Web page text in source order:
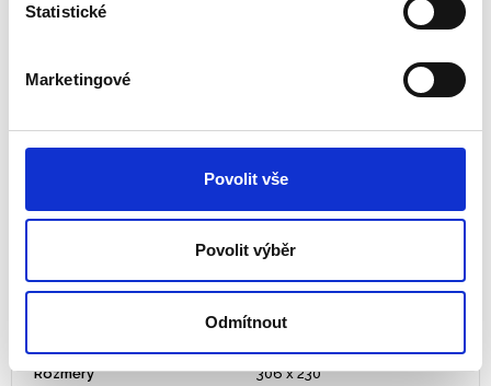
Statistické
Marketingové
Povolit vše
Povolit výběr
Odmítnout
displejem.
Naprosto čitatelné přímo, zcela černý displej z boku
Dva způsoby instalace - bezpečná a trvalá pomocí
oboustranně lepících pásků, nebo pomocí bočních
Rozměry 306 x 230